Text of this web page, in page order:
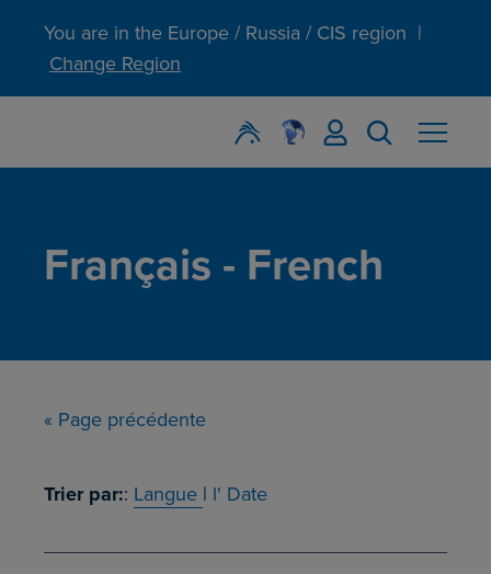
You are in the Europe / Russia / CIS region |
Change Region
Français - French
« Page précédente
Trier par:: Langue | l' Date